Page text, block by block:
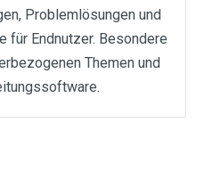
Problemlösungen und
für Endnutzer. Besondere
Themen und